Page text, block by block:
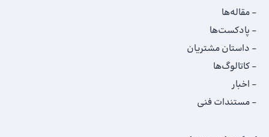
مقاله‌ها
پادکست‌ها
داستان‌ مشتریان
کاتالوگ‌‌ها
اخبار
مستندات فنی